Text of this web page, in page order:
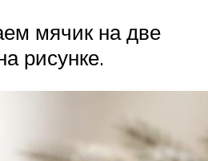
мячик на две
рисунке.